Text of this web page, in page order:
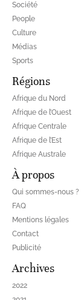
Société
People
Culture
Médias
Sports
Régions
Afrique du Nord
Afrique de l’Ouest
Afrique Centrale
Afrique de l’Est
Afrique Australe
À propos
Qui sommes-nous ?
FAQ
Mentions légales
Contact
Publicité
Archives
2022